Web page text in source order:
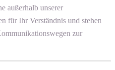
außerhalb unserer
für Ihr Verständnis und stehen
zur